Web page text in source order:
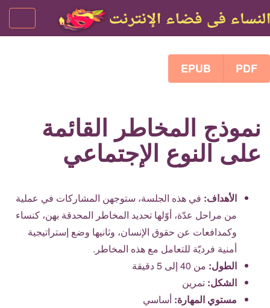
PDF
EPUB
نموذج المخاطر القائمة
على النوع الإجتماعي
الأهداف: في هذه الجلسة، ستوجهن المشاركات في عملية
من مراحل عدّة، أوّلها تحديد المخاطر المحدقة بهن، كنساء
وكمدافعات عن حقوق الإنسان، وثانيها وضع إستراتيجية
أمنية فرديّة للتعامل مع هذه المخاطر.
الطول: من 40 إلى 5دقيقة
الشكل: تمرين
مستوي المهارة: أساسي